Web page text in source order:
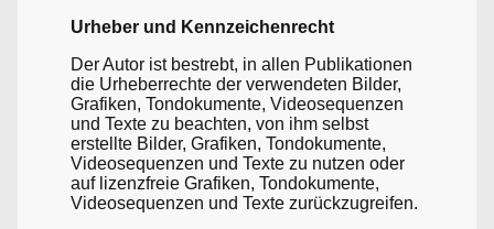
Urheber und Kennzeichenrecht
Der Autor ist bestrebt, in allen Publikationen
die Urheberrechte der verwendeten Bilder,
Grafiken, Tondokumente, Videosequenzen
und Texte zu beachten, von ihm selbst
erstellte Bilder, Grafiken, Tondokumente,
Videosequenzen und Texte zu nutzen oder
auf lizenzfreie Grafiken, Tondokumente,
Videosequenzen und Texte zurückzugreifen.